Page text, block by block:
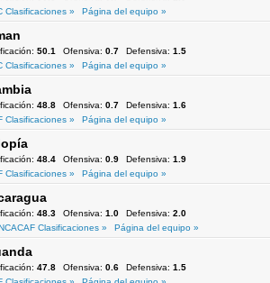
Clasificaciones »
Página del equipo »
50.1 Ofensiva: 0.7 Defensiva: 1.5
Clasificaciones »
Página del equipo »
48.8 Ofensiva: 0.7 Defensiva: 1.6
Clasificaciones »
Página del equipo »
48.4 Ofensiva: 0.9 Defensiva: 1.9
Clasificaciones »
Página del equipo »
48.3 Ofensiva: 1.0 Defensiva: 2.0
Clasificaciones »
Página del equipo »
47.8 Ofensiva: 0.6 Defensiva: 1.5